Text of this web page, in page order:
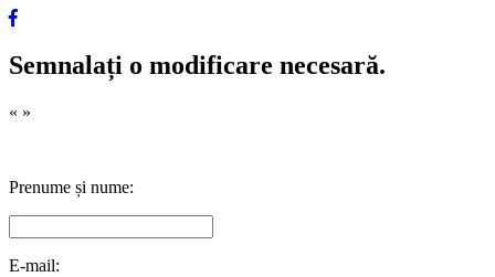
Semnalați o modificare necesară.
« »
Prenume și nume:
E-mail: